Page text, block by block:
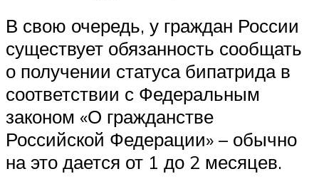
В свою очередь, у граждан России
существует обязанность сообщать
о получении статуса бипатрида в
соответствии с Федеральным
законом «О гражданстве
Российской Федерации» – обычно
на это дается от 1 до 2 месяцев.